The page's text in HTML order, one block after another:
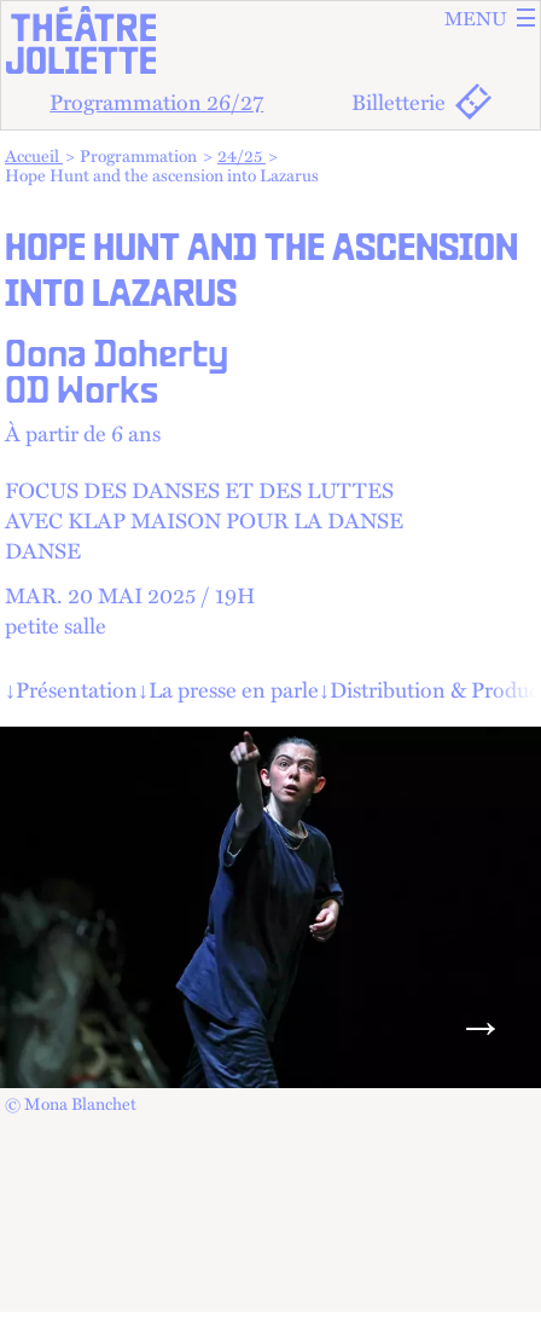
ALLER
ALLER
MENU
Programmation 26/27 Billetterie
Vous êtes dans :
Accueil Programmation
24/25
Hope Hunt and the ascension into Lazarus
HOPE HUNT AND THE ASCENSION
INTO LAZARUS
Oona Doherty
OD Works
À partir de 6 ans
FOCUS DES DANSES ET DES LUTTES
AVEC KLAP MAISON POUR LA DANSE
DANSE
MAR. 20 MAI 2025 /19H
petite salle
↓Présentation↓La presse en parle↓Distribution &
© Mona Blanchet